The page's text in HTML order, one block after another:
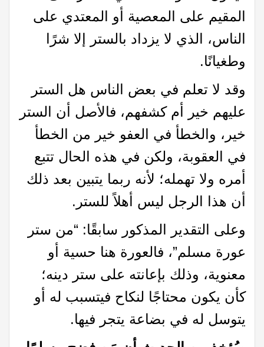
المقيم على المعصية أو المعتدي على
الناس، الذي لا يزداد بالستر إلا شرًا
وطغيانًا.
وقد لا تعلم في بعض الناس هل الستر
عليهم خير أم كشفهم، فالأصل أن الستر
خير، والخطأ في العفو خير من الخطأ
في العقوبة، ولكن في هذه الحال تتبع
أمره ولا تهمله؛ لأنه ربما يتبين بعد ذلك
أن هذا الرجل ليس أهلاً للستر.
وعلى التقدير المذكور سابقًا: “من ستر
عورة مسلم”، فالعورة هنا حسية أو
معنوية، وذلك بإعانته على ستر دينه؛
كأن يكون محتاجًا لنكاح فيتسبب له أو
يتوسل له في بضاعة يتجر فيها.